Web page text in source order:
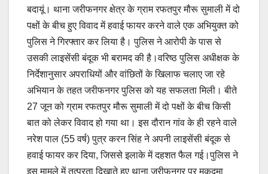
बदायूं। थाना जरीफनगर क्षेत्र के ग्राम रफतपुर मौरू सुमाली में दो
पक्षों के बीच हुए विवाद में हवाई फायर करने वाले एक अभियुक्त को
पुलिस ने गिरफ्तार कर लिया है। पुलिस ने आरोपी के पास से
उसकी लाइसेंसी बंदूक भी बरामद की है।वरिष्ठ पुलिस अधीक्षक के
निर्देशानुसार अपराधियों और वांछितों के खिलाफ चलाए जा रहे
अभियान के तहत जरीफनगर पुलिस को यह सफलता मिली। बीते
27 जून को ग्राम रफतपुर मौरू सुमाली में दो पक्षों के बीच किसी
बात को लेकर विवाद हो गया था। इस दौरान गांव के ही रहने वाले
नरेश पाल (55 वर्ष) पुत्र करन सिंह ने अपनी लाइसेंसी बंदूक से
हवाई फायर कर दिया, जिससे इलाके में दहशत फैल गई।पुलिस ने
इस मामले में तत्परता दिखाते हुए थाना जरीफनगर पर मुकदमा